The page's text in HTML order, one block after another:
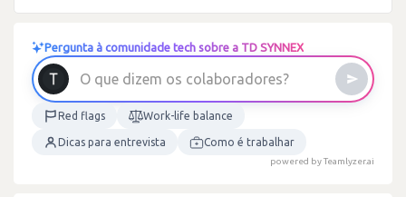
Pergunta à comunidade tech sobre a TD SYNNEX
O que d izem os colaborad ores?
Red flags Work-life balance
Dicas para entrevista Como é trabalhar
powered by Teamlyzer.ai